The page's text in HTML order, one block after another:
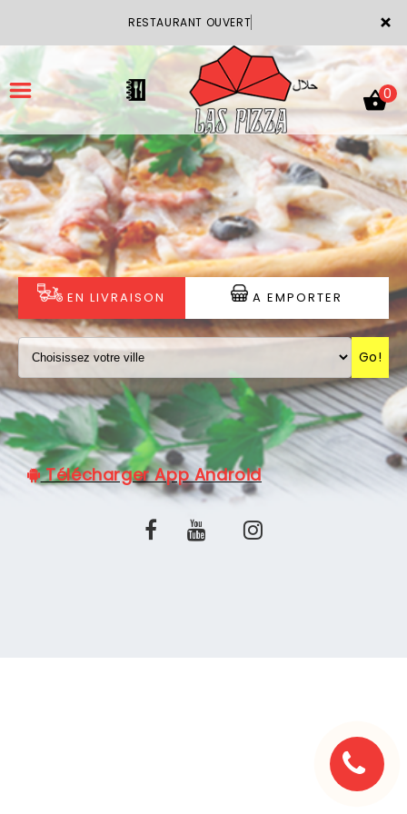
×
RESTAURANT OUVERT
ACCUEIL
LA CARTE
VOTRE COMPTE
NOTRE RESTAURANT
VOS AVIS
MENTIONS LÉGALES
C.G.V
0
EN LIVRAISON A EMPORTER
Go!
Télécharger App Android